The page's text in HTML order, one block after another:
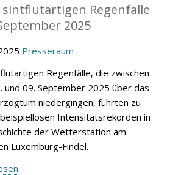
sintflutartigen Regenfälle
2025
Presseraum
Regenfälle, die zwischen
und 09. September 2025 über das
niedergingen, führten zu
Intensitätsrekorden in
der Wetterstation am
Luxemburg-Findel.